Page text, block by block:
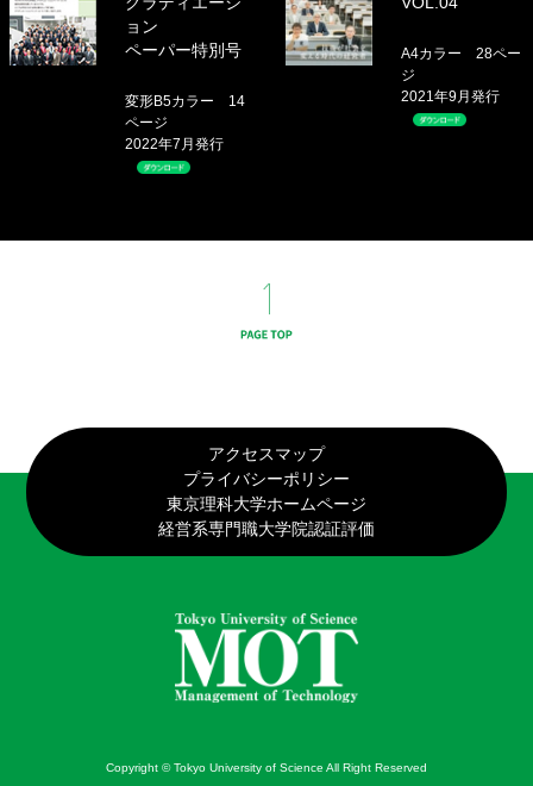
ョン
ペーパー特別号
変形B5カラー 14
ページ
2022年7月発行
A4カラー 28ペー
ジ
2021年9月発行
アクセスマップ
プライバシーポリシー
東京理科大学ホームページ
経営系専門職大学院認証評価
Copyright © Tokyo University of Science All Right Reserved